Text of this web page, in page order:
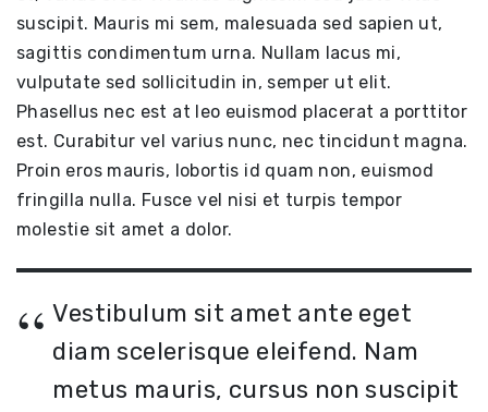
suscipit. Mauris mi sem, malesuada sed sapien ut,
sagittis condimentum urna. Nullam lacus mi,
vulputate sed sollicitudin in, semper ut elit.
Phasellus nec est at leo euismod placerat a porttitor
est. Curabitur vel varius nunc, nec tincidunt magna.
Proin eros mauris, lobortis id quam non, euismod
fringilla nulla. Fusce vel nisi et turpis tempor
molestie sit amet a dolor.
Vestibulum sit amet ante eget
diam scelerisque eleifend. Nam
metus mauris, cursus non suscipit